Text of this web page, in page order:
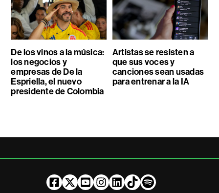
De los vinos a la música:
los negocios y
empresas de De la
Espriella, el nuevo
presidente de Colombia
Artistas se resisten a
que sus voces y
canciones sean usadas
para entrenar a la IA